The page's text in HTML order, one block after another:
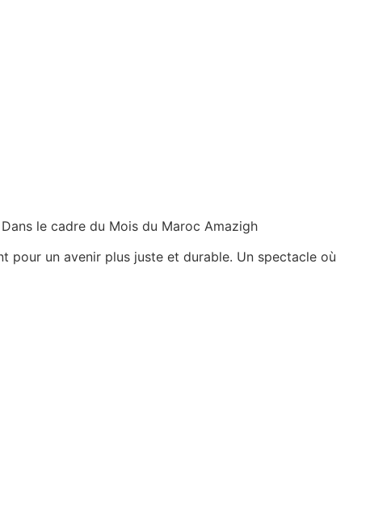
le cadre du Mois du Maroc Amazigh
pour un avenir plus juste et durable. Un spectacle où